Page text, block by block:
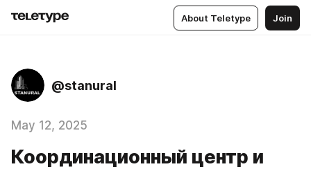
About Teletype Join
@stanural
May 12, 2025
Координационный центр и